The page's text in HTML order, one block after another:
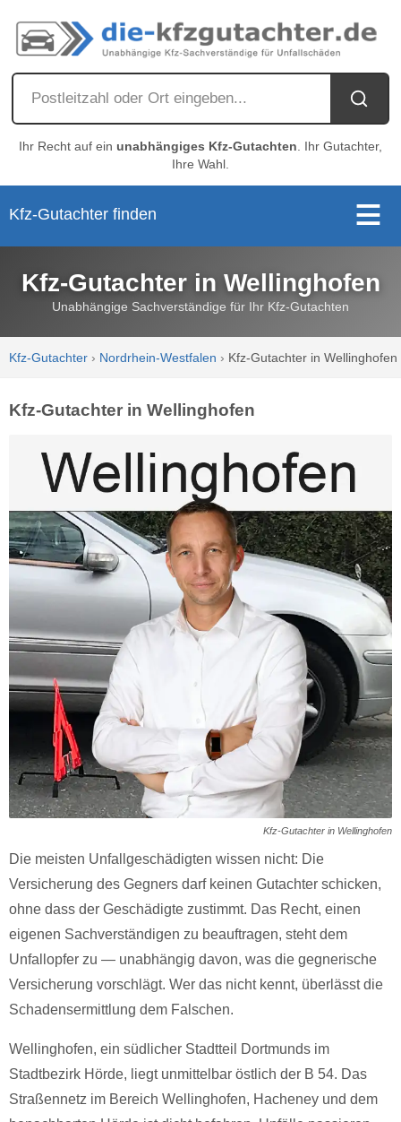
Ihr Recht auf ein unabhängiges Kfz-Gutachten . Ihr Gutachter,
Ihre Wahl.
Kfz-Gutachter finden
Kfz-Gutachter in Wellinghofen
Unabhängige Sachverständige für Ihr Kfz-Gutachten
Kfz-Gutachter › Nordrhein-Westfalen › Kfz-Gutachter in Wellinghofen
Kfz-Gutachter in Wellinghofen
Kfz-Gutachter in Wellinghofen
Die meisten Unfallgeschädigten wissen nicht: Die
Versicherung des Gegners darf keinen Gutachter schicken,
ohne dass der Geschädigte zustimmt. Das Recht, einen
eigenen Sachverständigen zu beauftragen, steht dem
Unfallopfer zu — unabhängig davon, was die gegnerische
Versicherung vorschlägt. Wer das nicht kennt, überlässt die
Schadensermittlung dem Falschen.
Wellinghofen, ein südlicher Stadtteil Dortmunds im
Stadtbezirk Hörde, liegt unmittelbar östlich der B 54. Das
Straßennetz im Bereich Wellinghofen, Hacheney und dem